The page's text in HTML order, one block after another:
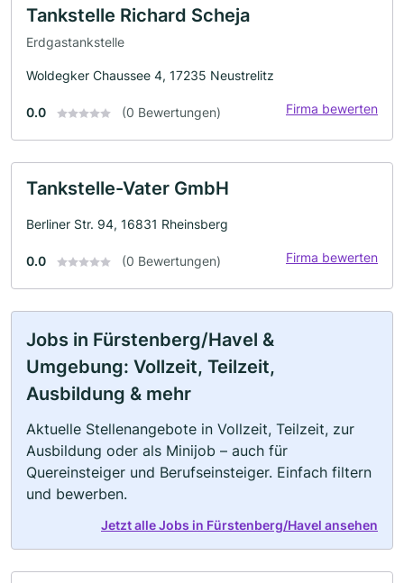
Tankstelle Richard Scheja
Erdgastankstelle
Woldegker Chaussee 4, 17235 Neustrelitz
0.0 (0 Bewertungen) Firma bewerten
Tankstelle-Vater GmbH
Berliner Str. 94, 16831 Rheinsberg
0.0 (0 Bewertungen) Firma bewerten
Jobs in Fürstenberg/Havel &
Umgebung: Vollzeit, Teilzeit,
Ausbildung & mehr
Aktuelle Stellenangebote in Vollzeit, Teilzeit, zur
Ausbildung oder als Minijob – auch für
Quereinsteiger und Berufseinsteiger. Einfach filtern
und bewerben.
Jetzt alle Jobs in Fürstenberg/Havel ansehen